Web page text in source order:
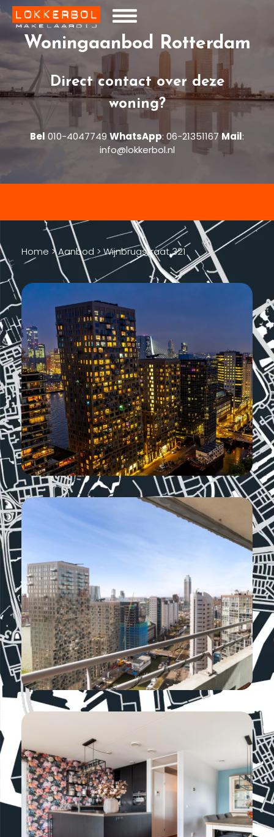
Woningaanbod Rotterdam
Direct contact over deze
woning?
Bel 010-4047749 WhatsApp: 06-21351167 Mail:
info@lokkerbol.nl
Home >Aanbod >Wijnbrugstraat 321